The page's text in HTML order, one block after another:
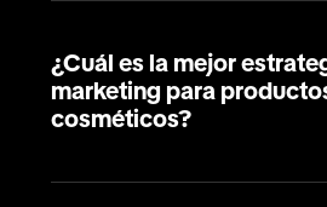
¿Cuál es la mejor
marketing para
cosméticos?